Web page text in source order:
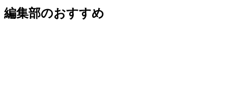
編集部のおすすめ